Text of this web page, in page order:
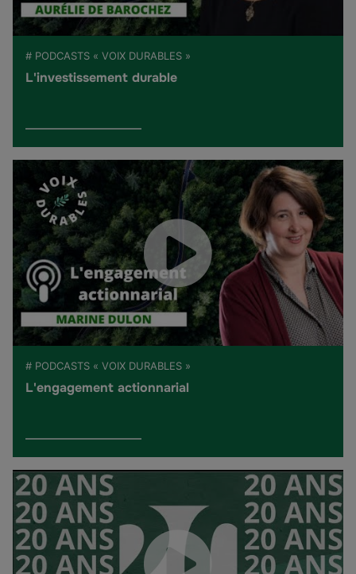
# PODCASTS « VOIX DURABLES »
L'investissement durable
# PODCASTS « VOIX DURABLES »
L'engagement actionnarial